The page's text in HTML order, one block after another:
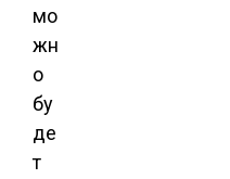
мо
жн
о
бу
де
т